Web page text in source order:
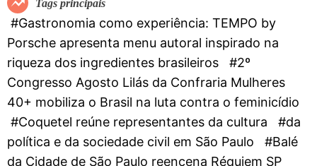
e
Tags principais
#Gastronomia como experiência: TEMPO by
Porsche apresenta menu autoral inspirado na
riqueza dos ingredientes brasileiros
#2º
Congresso Agosto Lilás da Confraria Mulheres
40+ mobiliza o Brasil na luta contra o feminicídio
#Coquetel reúne representantes da cultura
#da
política e da sociedade civil em São Paulo
#Balé
da Cidade de São Paulo reencena Réquiem SP